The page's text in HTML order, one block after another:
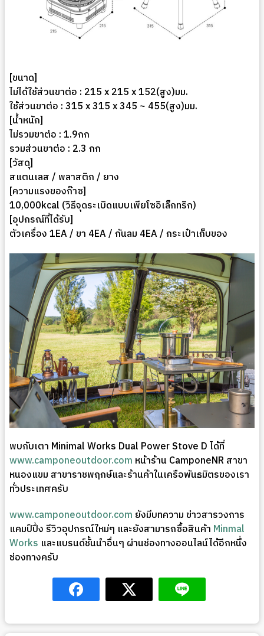
[ขนาด]
ไม่ได้ใช้ส่วนขาต่อ : 215 x 215 x 152(สูง)มม.
ใช้ส่วนขาต่อ : 315 x 315 x 345 ~ 455(สูง)มม.
[น้ำหนัก]
ไม่รวมขาต่อ : 1.9กก
รวมส่วนขาต่อ : 2.3 กก
[วัสดุ]
สแตนเลส / พลาสติก / ยาง
[ความแรงของก๊าซ]
10,000kcal (วิธีจุดระเบิดแบบเพียโซอิเล็กทริก)
[อุปกรณ์ที่ได้รับ]
ตัวเครื่อง 1EA / ขา 4EA / กันลม 4EA / กระเป๋าเก็บของ
พบกับเตา Minimal Works Dual Power Stove D ได้ที่
www.camponeoutdoor.com หน้าร้าน CamponeNR สาขา
หนองแขม สาขาราชพฤกษ์และร้านค้าในเครือพันธมิตรของเรา
ทั่วประเทศครับ
www.camponeoutdoor.com ยังมีบทความ ข่าวสารวงการ
แคมป์ปิ้ง รีวิวอุปกรณ์ใหม่ๆ และยังสามารถซื้อสินค้า Minmal
Works และแบรนด์ชั้นนำอื่นๆ ผ่านช่องทางออนไลน์ได้อีกหนึ่ง
ช่องทางครับ